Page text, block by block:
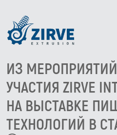
ИЗ
УЧАСТИЯ ZIRVE
НА ВЫСТАВКЕ
ТЕХНОЛОГИЙ В